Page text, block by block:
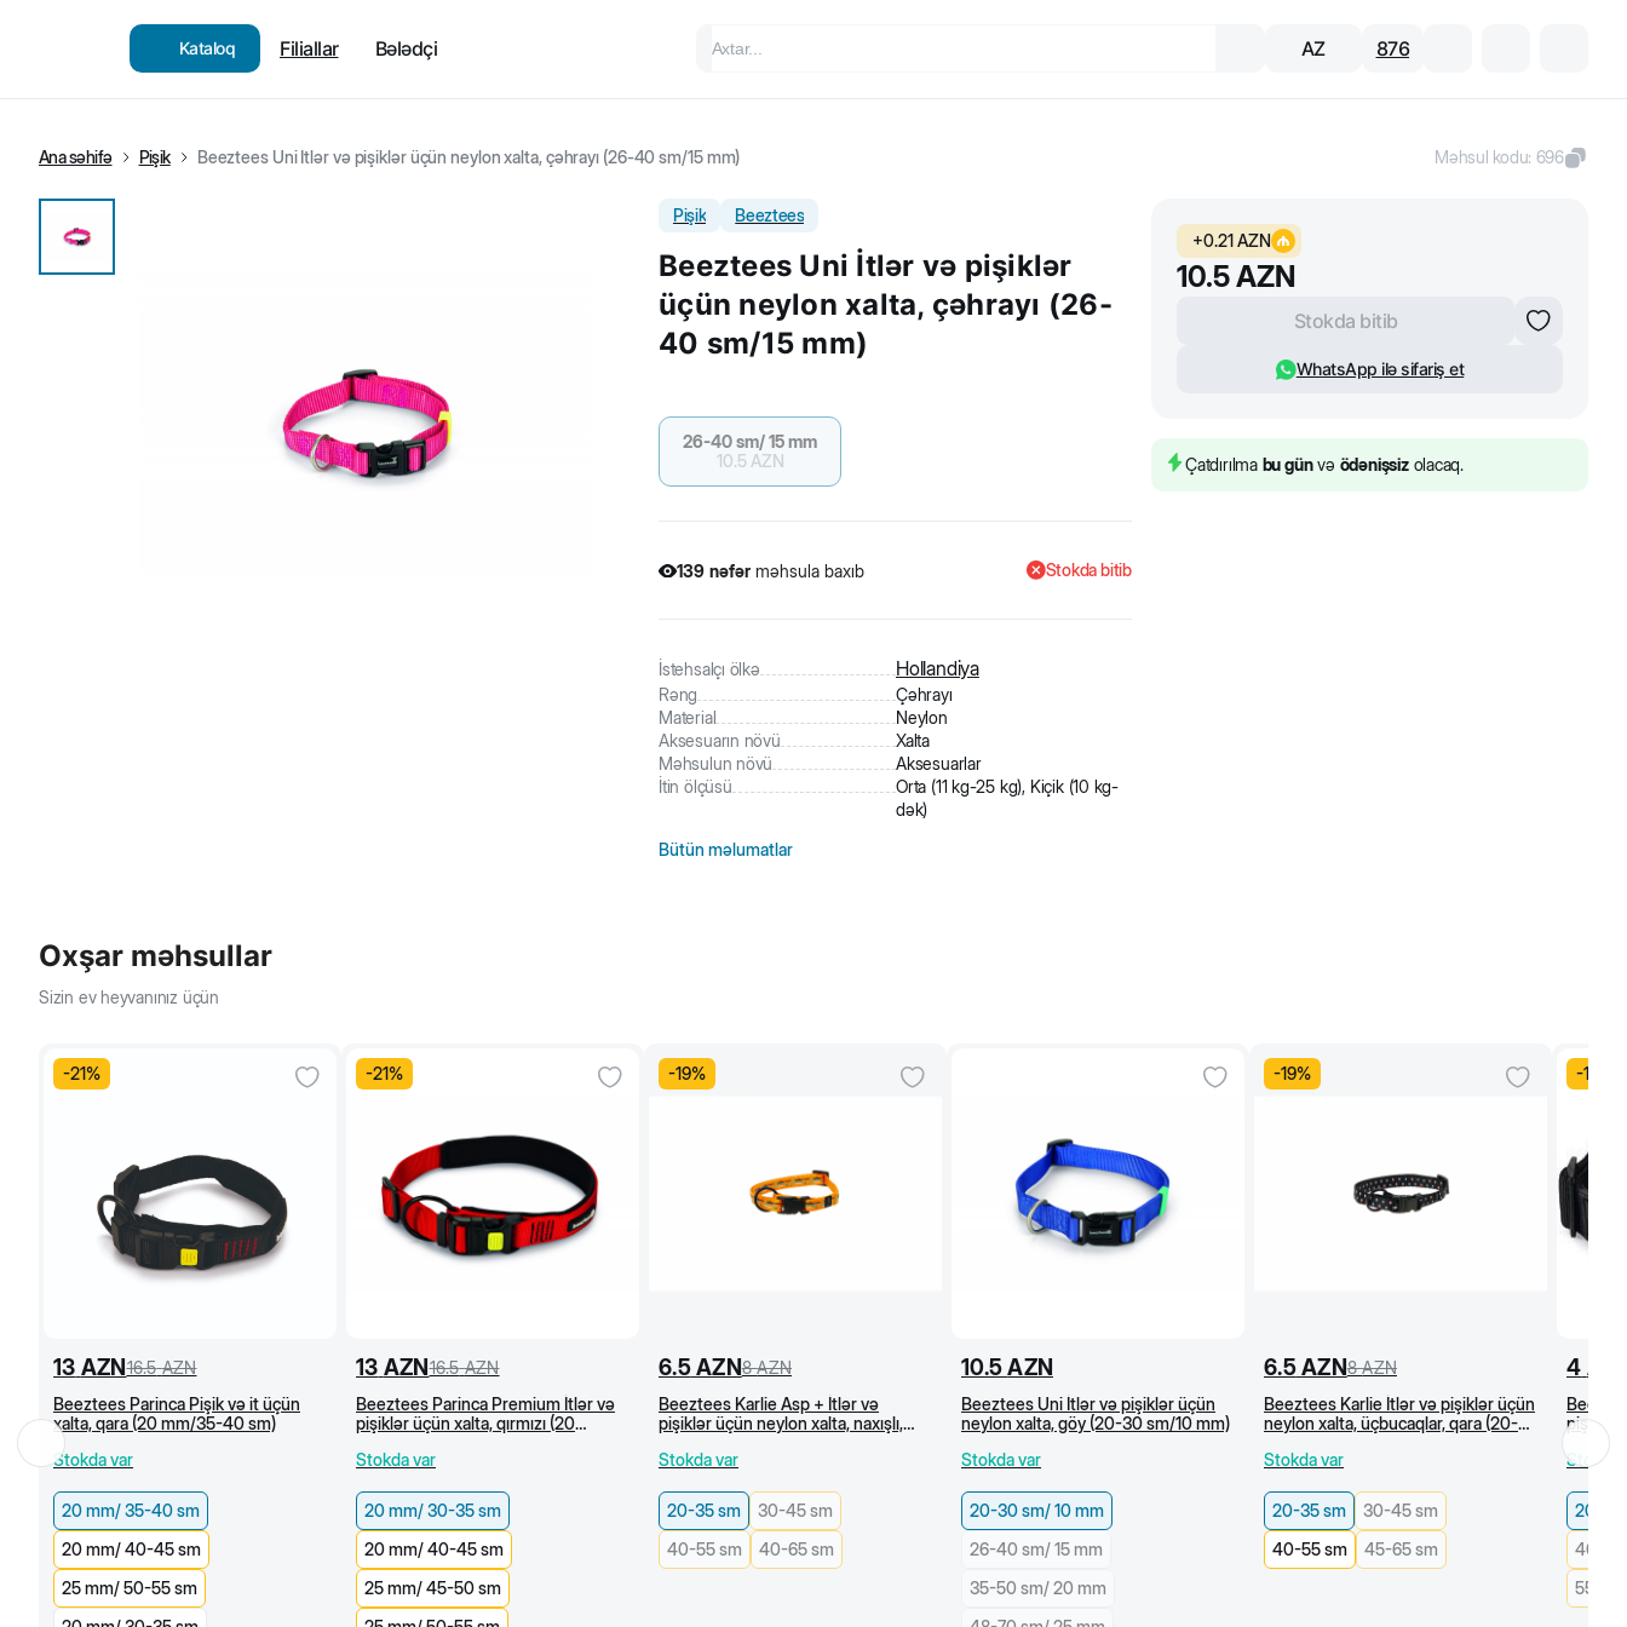
Kataloq Filiallar Bələdçi AZ 876
Ana səhifə Pişik Beeztees Uni İtlər və pişiklər üçün neylon xalta, çəhrayı (26-40 sm/15 mm) Məhsul kodu: 696
Pişik Beeztees
Beeztees Uni İtlər və pişiklər
üçün neylon xalta, çəhrayı (26-
40 sm/15 mm)
139 nəfər məhsula baxıb
Stokda bitib
26-40 sm/ 15 mm
10.5 AZN
İstehsalçı ölkə Hollandiya
Rəng
Çəhrayı
Material
Neylon
Aksesuarın növü
Xalta
Məhsulun növü
Aksesuarlar
İtin ölçüsü
Orta (11 kg-25 kg), Kiçik (10 kg-
dək)
Bütün məlumatlar
+0.21AZN
10.5AZN
Stokda bitib
WhatsApp ilə sifariş et
Çatdırılma bu günvə ödənişsizolacaq.
Oxşar məhsullar
Sizin ev heyvanınız üçün
-21%
13 AZN16.5 AZN
Beeztees Parinca Pişik və it üçün
xalta, qara (20 mm/35-40 sm)
Stokda var
20 mm/ 35-40 sm
20 mm/ 40-45 sm
25 mm/ 50-55 sm
-21%
13 AZN16.5 AZN
Beeztees Parinca Premium İtlər və
pişiklər üçün xalta, qırmızı (20
Stokda var
20 mm/ 30-35 sm
20 mm/ 40-45 sm
25 mm/ 45-50 sm
-19%
6.5 AZN8 AZN
Beeztees Karlie Asp + İtlər və
pişiklər üçün neylon xalta, naxışlı,
Stokda var
20-35 sm
30-45 sm
40-55 sm
40-65 sm
10.5 AZN
Beeztees Uni İtlər və pişiklər üçün
neylon xalta, göy (20-30 sm/10 mm)
Stokda var
20-30 sm/ 10 mm
26-40 sm/ 15 mm
35-50 sm/ 20 mm
-19%
6.5 AZN8 AZN
Beeztees Karlie İtlər və pişiklər üçün
neylon xalta, üçbucaqlar, qara (20-35
Stokda var
20-35 sm
30-45 sm
40-55 sm
45-65 sm
-11
4
pişiklər
35x1
Stokda
20-
40-
55-